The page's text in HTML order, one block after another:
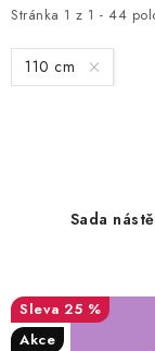
i
s
p
ů
Stránka 1 z 1 - 44
e
n
í
t
ů
110 cm
Sada
25 %
Akce